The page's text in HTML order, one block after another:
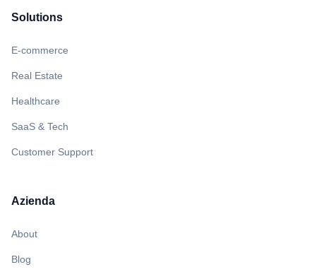
Solutions
E-commerce
Real Estate
Healthcare
SaaS & Tech
Customer Support
Azienda
About
Blog